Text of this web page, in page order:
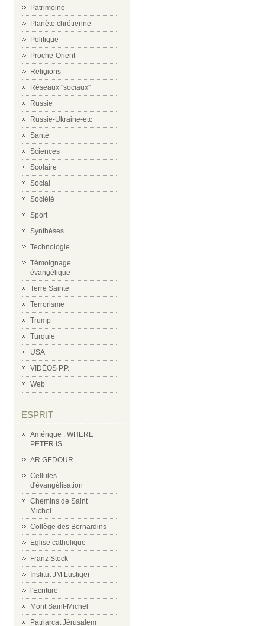
Patrimoine
Planète chrétienne
Politique
Proche-Orient
Religions
Réseaux "sociaux"
Russie
Russie-Ukraine-etc
Santé
Sciences
Scolaire
Social
Société
Sport
Synthèses
Technologie
Témoignage
évangélique
Terre Sainte
Terrorisme
Trump
Turquie
USA
VIDÉOS P.P.
Web
ESPRIT
Amérique : WHERE
PETER IS
AR GEDOUR
Cellules
d'évangélisation
Chemins de Saint
Michel
Collège des Bernardins
Eglise catholique
Franz Stock
Institut JM Lustiger
l'Ecriture
Mont Saint-Michel
Patriarcat Jérusalem